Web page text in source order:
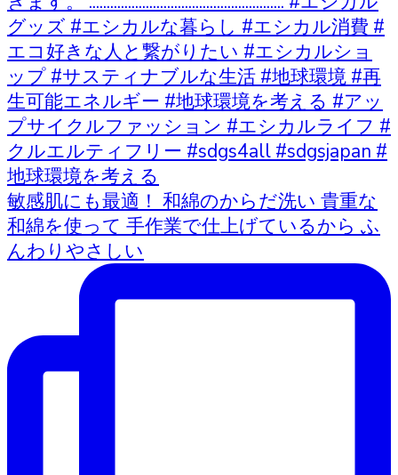
敏感肌にも最適！ 和綿のからだ洗い 貴重な
和綿を使って 手作業で仕上げているから ふ
んわりやさしい